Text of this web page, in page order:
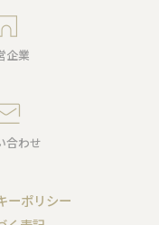
企業
合わせ
ーポリシー